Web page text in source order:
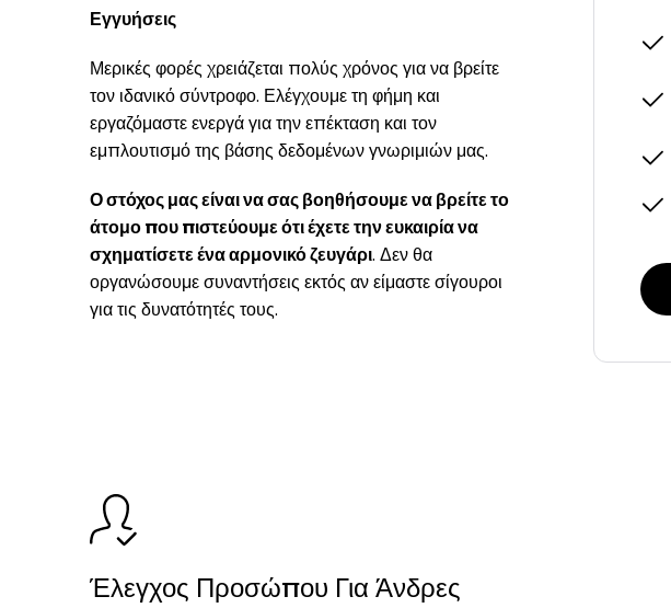
Εγγυήσεις
Μερικές φορές χρειάζεται πολύς χρόνος για να βρείτε
τον ιδανικό σύντροφο. Ελέγχουμε τη φήμη και
εργαζόμαστε ενεργά για την επέκταση και τον
εμπλουτισμό της βάσης δεδομένων γνωριμιών μας.
Ο στόχος μας είναι να σας βοηθήσουμε να βρείτε το
άτομο που πιστεύουμε ότι έχετε την ευκαιρία να
σχηματίσετε ένα αρμονικό ζευγάρι. Δεν θα
οργανώσουμε συναντήσεις εκτός αν είμαστε σίγουροι
για τις δυνατότητές τους.
Έλεγχος Προσώπου Για Άνδρες